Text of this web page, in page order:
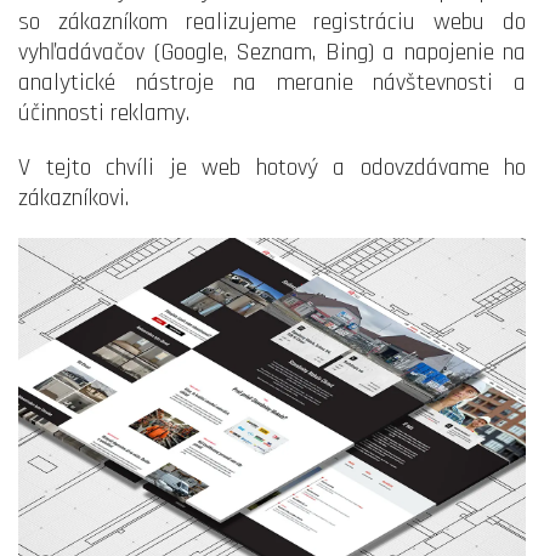
so zákazníkom realizujeme registráciu webu do
vyhľadávačov (Google, Seznam, Bing) a napojenie na
analytické nástroje na meranie návštevnosti a
účinnosti reklamy.
V tejto chvíli je web hotový a odovzdávame ho
zákazníkovi.